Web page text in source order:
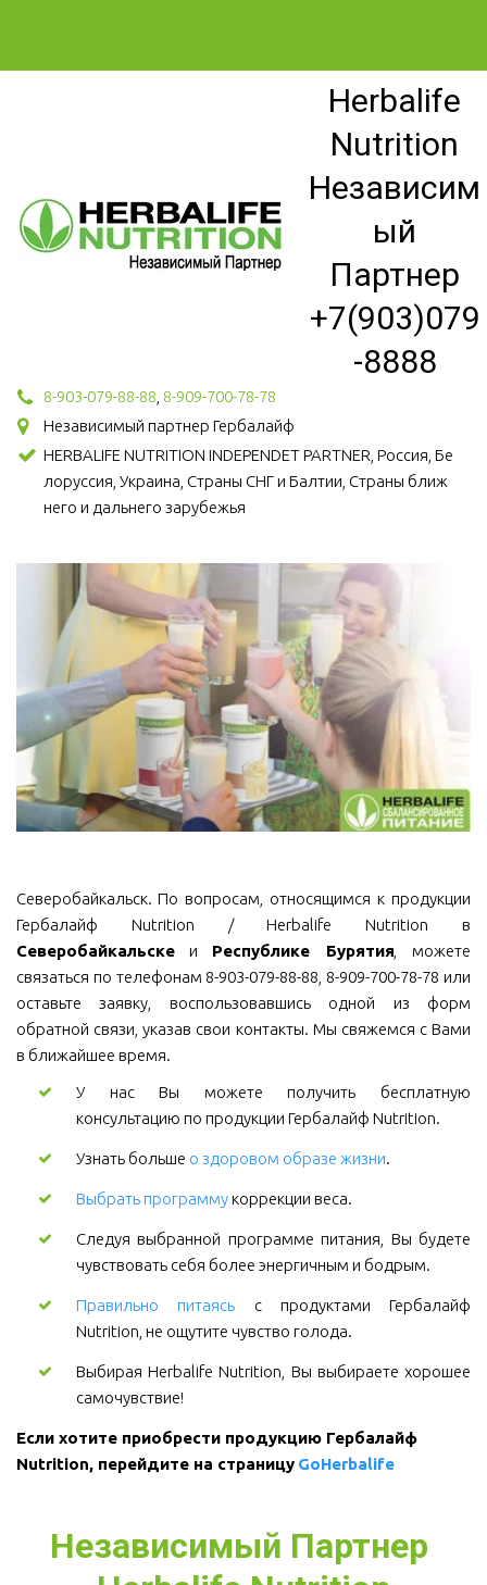
Herbalife
Nutrition
Независим
ый
Партнер
+7(903)079
-8888
8-903-079-88-88 8-909-700-78-78
Независимый партнер Гербалайф
HERBALIFE NUTRITION INDEPENDET PARTNER, Россия, Бе
лоруссия, Украина, Страны СНГ и Балтии, Страны ближ
него и дальнего зарубежья
Северобайкальск. По вопросам, относящимся к продукции
Гербалайф Nutrition / Herbalife Nutrition в
Северобайкальскеи Республике Бурятия , можете
связаться по телефонам 8-903-079-88-88, 8-909-700-78-78 или
оставьте заявку, воспользовавшись одной из форм
обратной связи, указав свои контакты. Мы свяжемся с Вами
в ближайшее время.
У нас Вы можете получить бесплатную
консультацию по продукции Гербалайф Nutrition.
Узнать больше о здоровом образе жизни.
Выбрать программукоррекции веса.
Следуя выбранной программе питания, Вы будете
чувствовать себя более энергичным и бодрым.
Правильно питаясь с продуктами Гербалайф
Nutrition, не ощутите чувство голода.
Выбирая Herbalife Nutrition, Вы выбираете хорошее
самочувствие!
Если хотите приобрести продукцию Гербалайф
Nutrition, перейдите на страницу GoHerbalife
Независимый Партнер